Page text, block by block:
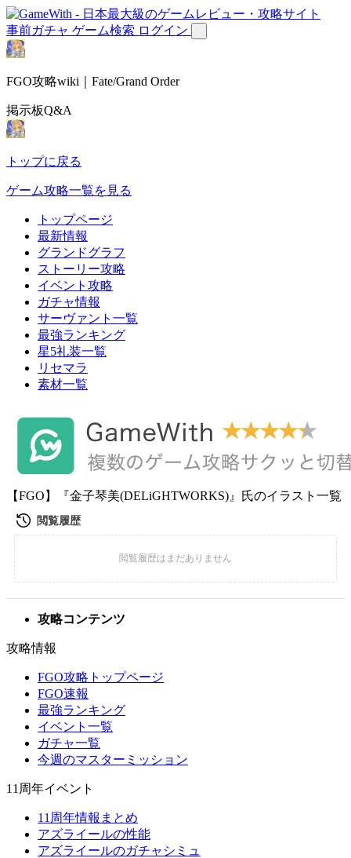
事前ガチャ ゲーム検索 ログイン
FGO攻略wiki｜Fate/Grand Order
掲示板Q&A
トップに戻る
ゲーム攻略一覧を見る
トップページ
最新情報
グランドグラフ
ストーリー攻略
イベント攻略
ガチャ情報
サーヴァント一覧
最強ランキング
星5礼装一覧
リセマラ
素材一覧
【FGO】『金子琴美(DELiGHTWORKS)』氏のイラスト一覧
攻略コンテンツ
攻略情報
FGO攻略トップページ
FGO速報
最強ランキング
イベント一覧
ガチャ一覧
今週のマスターミッション
11周年イベント
11周年情報まとめ
アズライールの性能
アズライールのガチャシミュ